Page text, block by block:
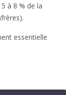
à 8 % de la
essentielle